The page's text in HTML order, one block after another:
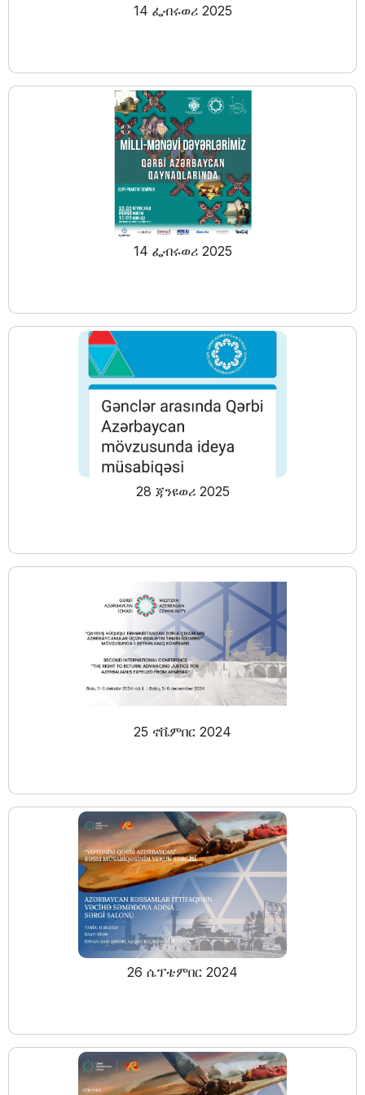
14 ፌብሩወሪ 2025
14 ፌብሩወሪ 2025
28 ጃንዩወሪ 2025
25 ኖቬምበር 2024
26 ሴፕቴምበር 2024